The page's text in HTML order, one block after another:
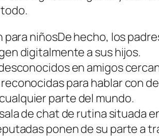
para niñosDe hecho, los
digitalmente a sus hijos.
en amigos
para hablar con
parte del mundo.
de chat de rutina situada
ponen de su parte a